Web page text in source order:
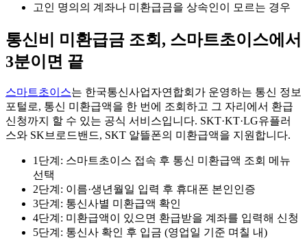
고인 명의의 계좌나 미환급금을 상속인이 모르는 경우
통신비 미환급금 조회, 스마트초이스에서
3분이면 끝
스마트초이스는 한국통신사업자연합회가 운영하는 통신 정보
포털로, 통신 미환급액을 한 번에 조회하고 그 자리에서 환급
신청까지 할 수 있는 공식 서비스입니다. SKT·KT·LG유플러
스와 SK브로드밴드, SKT 알뜰폰의 미환급액을 지원합니다.
1단계: 스마트초이스 접속 후 통신 미환급액 조회 메뉴
선택
2단계: 이름·생년월일 입력 후 휴대폰 본인인증
3단계: 통신사별 미환급액 확인
4단계: 미환급액이 있으면 환급받을 계좌를 입력해 신청
5단계: 통신사 확인 후 입금 (영업일 기준 며칠 내)